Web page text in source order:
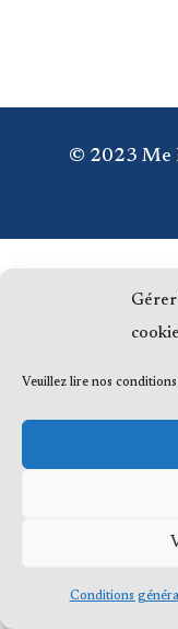
Gérer
Veuillez lire nos
Conditions
© 2023 Me